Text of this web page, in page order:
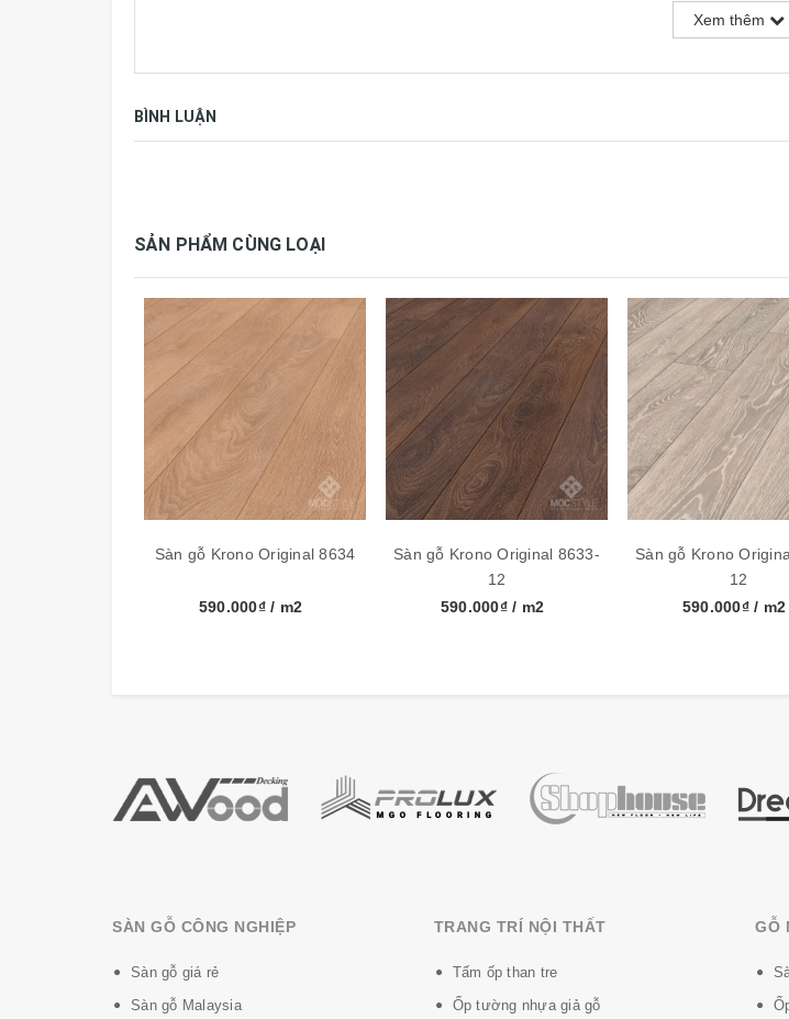
Người bị dị ứng cũng hoàn toàn thoải mái với sàn Laminate Krono Original®: Các
các vi sinh vật gây dị ứng phát triển.
Thông số kỹ thuật:
Thương hiệu Krono Original
Tiêu chuẩn AC5, E1, B1, Class 33
Qui cách 1285 x 192 x 12 mm
Đóng gói 6 tấm, 1.48m2/hộp
Bảo hành sản phẩm 30 năm
Xem thêm
BÌNH LUẬN
SẢN PHẨM CÙNG LOẠI
Sàn gỗ Krono Original 8634
590.000₫/ m2
Sàn gỗ Krono Original 8633-
12
590.000₫/ m2
Sàn gỗ Krono
12
590.000₫/ m2
SÀN GỖ CÔNG NGHIỆP
Sàn gỗ giá rẻ
Sàn gỗ Malaysia
TRANG TRÍ NỘI THẤT
Tấm ốp than tre
Ốp tường nhựa giả gỗ
GỖ